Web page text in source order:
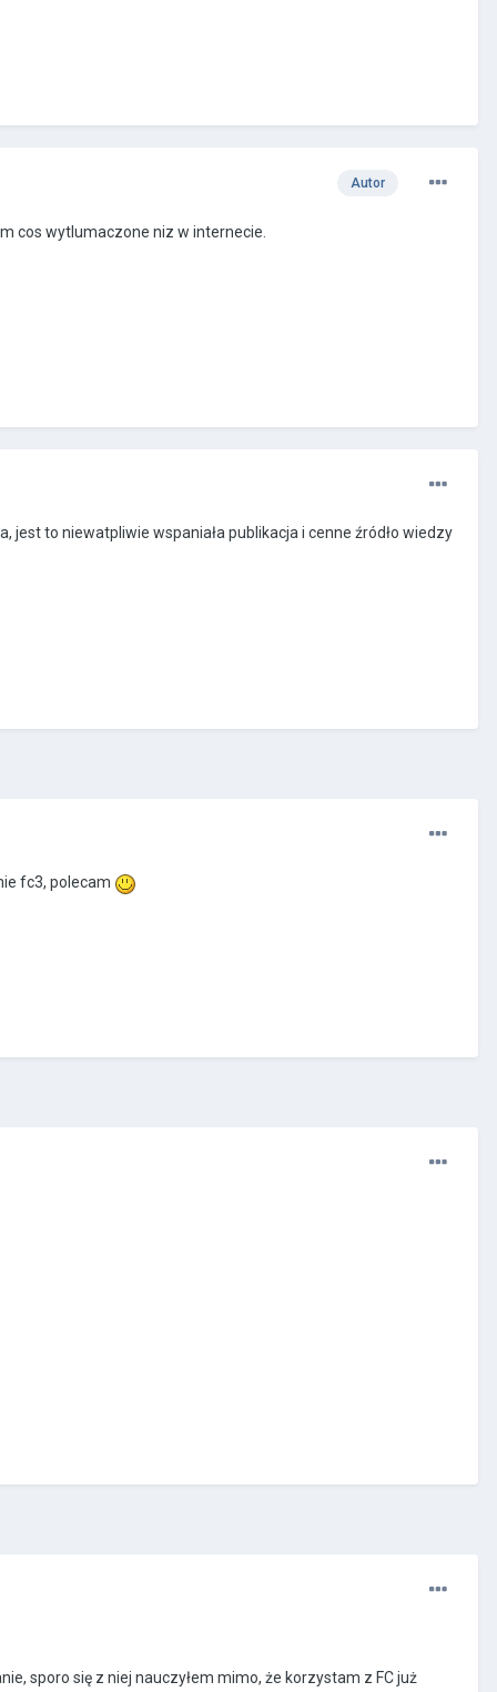
Autor
cos wytlumaczone niz w internecie.
jest to niewatpliwie wspaniała publikacja i cenne źródło wiedzy
fc3, polecam
sporo się z niej nauczyłem mimo, że korzystam z FC już